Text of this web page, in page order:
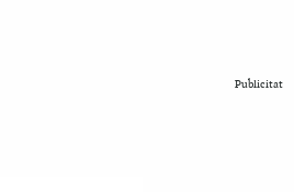
Publicitat